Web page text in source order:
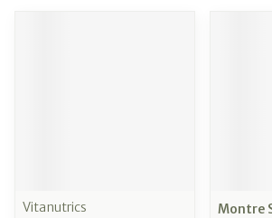
Vitanutrics
Montre